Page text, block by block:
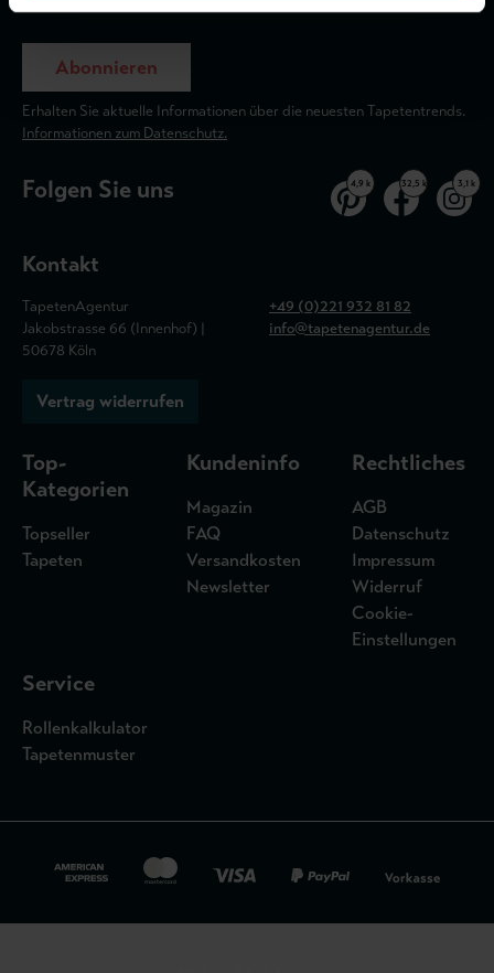
Abonnieren
Erhalten Sie aktuelle Informationen über die neuesten Tapetentrends.
Informationen zum Datenschutz.
Folgen Sie uns 4,9 k 32,5 k 3,1 k
Kontakt
TapetenAgentur
Jakobstrasse 66 (Innenhof) |
50678 Köln
+49 (0)221 932 81 82
info@tapetenagentur.de
Vertrag widerrufen
Top-
Kategorien
Topseller
Tapeten
Kundeninfo
Magazin
FAQ
Versandkosten
Newsletter
Rechtliches
AGB
Datenschutz
Impressum
Widerruf
Cookie-
Einstellungen
Service
Rollenkalkulator
Tapetenmuster